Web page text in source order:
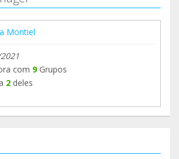
Montiel
com 9Grupos
2 deles